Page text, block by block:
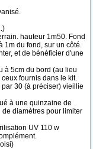
hauteur 1m50. Fond
1m du fond, sur un côté.
et de bénéficier d'une
à 5cm du bord (au lieu
fournis dans le kit.
30 (à préciser) vieillie
à une quinzaine de
diamètres pour limiter
UV 110 w